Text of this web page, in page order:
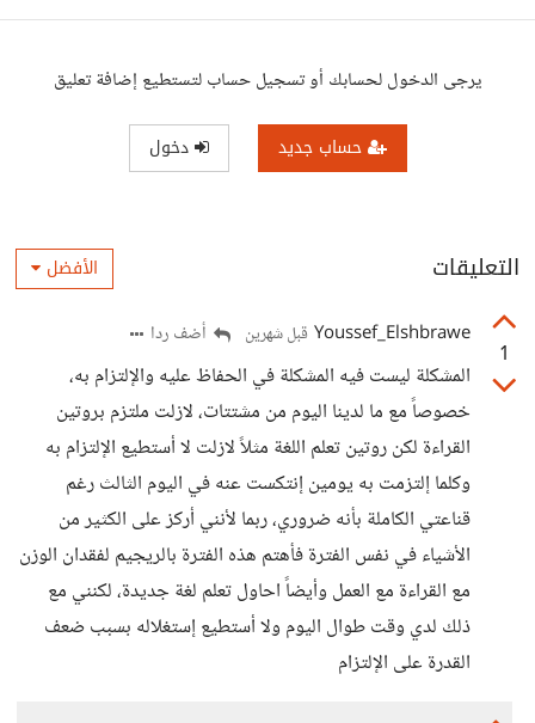
يرجى الدخول لحسابك أو تسجيل حساب لتستطيع إضافة تعليق
حساب جديد دخول
التعليقات الأفضل
1
Youssef_Elshbrawe قبل شهرين أضف ردا
المشكلة ليست فيه المشكلة في الحفاظ عليه والإلتزام به،
خصوصاً مع ما لدينا اليوم من مشتتات، لازلت ملتزم بروتين
القراءة لكن روتين تعلم اللغة مثلاً لازلت لا أستطيع الإلتزام به
وكلما إلتزمت به يومين إنتكست عنه في اليوم الثالث رغم
قناعتي الكاملة بأنه ضروري، ربما لأنني أركز على الكثير من
الأشياء في نفس الفترة فأهتم هذه الفترة بالريجيم لفقدان الوزن
مع القراءة مع العمل وأيضاً احاول تعلم لغة جديدة، لكنني مع
ذلك لدي وقت طوال اليوم ولا أستطيع إستغلاله بسبب ضعف
القدرة على الإلتزام